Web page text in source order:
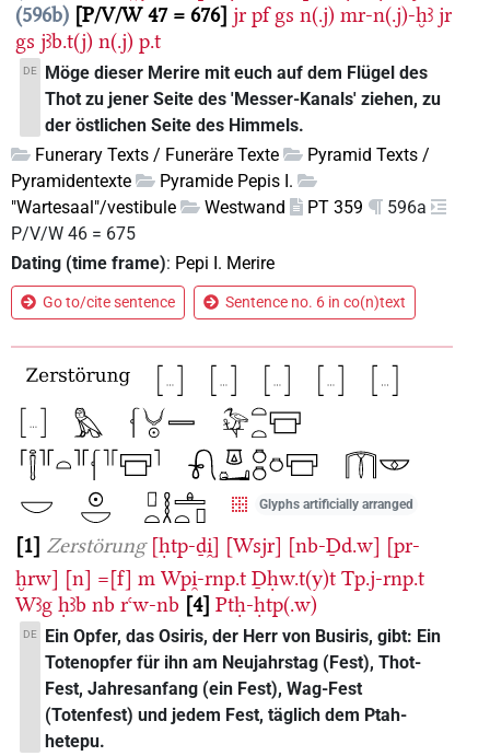
596b
P/V/W 47 = 676 jr pf gs n(.j) mr-n(.j)-ḫꜣ jr
gs jꜣb.t(j) n(.j) p.t
DE
Möge dieser Merire mit euch auf dem Flügel des
Thot zu jener Seite des 'Messer-Kanals' ziehen, zu
der östlichen Seite des Himmels.
Funerary Texts / Funeräre Texte
Pyramid Texts /
Pyramidentexte
Pyramide Pepis I.
"Wartesaal"/vestibule
Westwand PT 359
596a
P/V/W 46 = 675
Dating (time frame): Pepi I. Merire
Go to/cite sentence Sentence no. 6 in co(n)text
Glyphs artificially arranged
1 Zerstörung [ḥtp-ḏi̯] [Wsjr] [nb-Ḏd.w] [pr-
ḫrw] [n] =[f] m Wpi̯-rnp.t Ḏḥw.t(y)t Tp.j-rnp.t
Wꜣg ḥꜣb nb rꜥw-nb 4 Ptḥ-ḥtp(.w)
DE
Ein Opfer, das Osiris, der Herr von Busiris, gibt: Ein
Totenopfer für ihn am Neujahrstag (Fest), Thot-
Fest, Jahresanfang (ein Fest), Wag-Fest
(Totenfest) und jedem Fest, täglich dem Ptah-
hetepu.